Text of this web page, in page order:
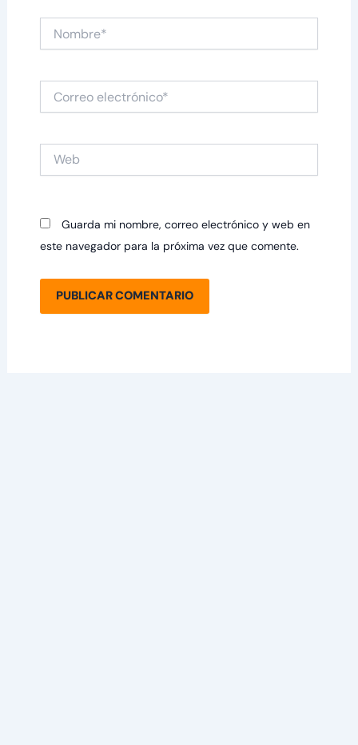
electrónico*
Guarda mi nombre, correo electrónico y web en
este navegador para la próxima vez que comente.